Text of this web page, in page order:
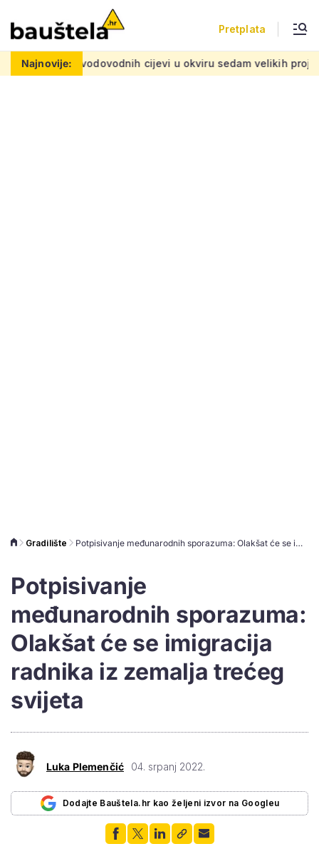
Pretplata
Najnovije:cijevi u okviru sedam velikih projekata: Iznos 50
Gradilište Potpisivanje međunarodnih sporazuma: Olakšat će se imigracija radnika iz zemalja trećeg svijeta
Potpisivanje
međunarodnih sporazuma:
Olakšat će se imigracija
radnika iz zemalja trećeg
svijeta
Luka Plemenčić 04. srpanj 2022.
Dodajte Bauštela.hr kao željeni izvor na Googleu